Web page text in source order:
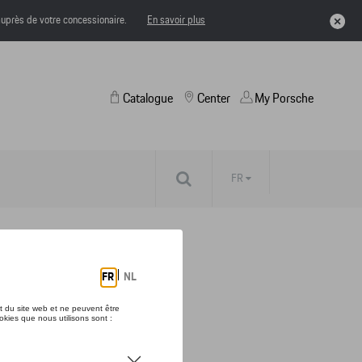
de votre concessionaire. En savoir plus
Catalogue Center My Porsche
FR